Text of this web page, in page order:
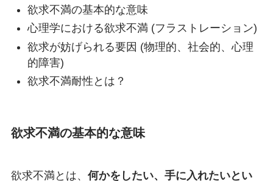
欲求不満の基本的な意味
心理学における欲求不満 (フラストレーション)
欲求が妨げられる要因 (物理的、社会的、心理
的障害)
欲求不満耐性とは？
欲求不満の基本的な意味
欲求不満とは、 何かをしたい、手に入れたいとい